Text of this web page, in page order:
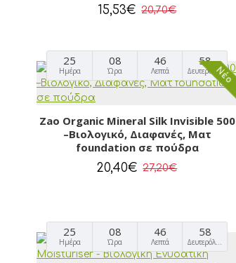
15,53€ 20,70€
Νέο
25
Ημέρα
08
Ώρα
46
Λεπτά
57
Δευτερόλεπτα
Zao Organic Mineral Silk Invisible 500
–Βιολογικό, Διαφανές, Ματ
foundation σε πούδρα
20,40€ 27,20€
25
Ημέρα
08
Ώρα
46
Λεπτά
57
Δευτερόλεπτα